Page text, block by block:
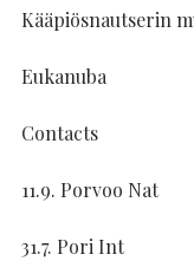
Kääpiösnautserin
Eukanuba
Contacts
11.9. Porvoo Nat
31.7. Pori Int